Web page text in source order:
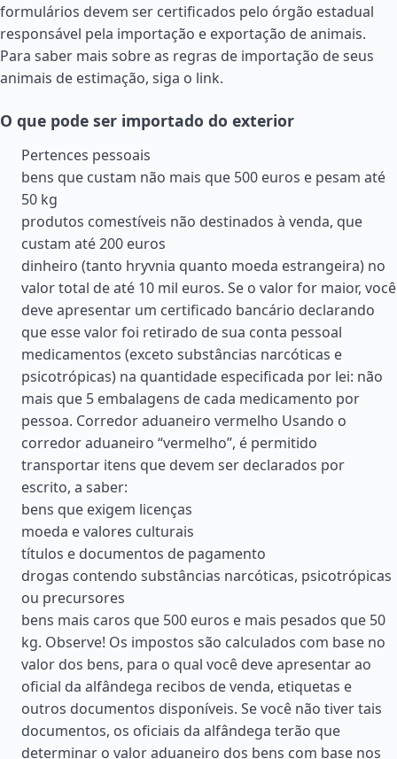
formulários devem ser certificados pelo órgão estadual
responsável pela importação e exportação de animais.
Para saber mais sobre as regras de importação de seus
animais de estimação, siga o link.
O que pode ser importado do exterior
Pertences pessoais
bens que custam não mais que 500 euros e pesam até
50 kg
produtos comestíveis não destinados à venda, que
custam até 200 euros
dinheiro (tanto hryvnia quanto moeda estrangeira) no
valor total de até 10 mil euros. Se o valor for maior, você
deve apresentar um certificado bancário declarando
que esse valor foi retirado de sua conta pessoal
medicamentos (exceto substâncias narcóticas e
psicotrópicas) na quantidade especificada por lei: não
mais que 5 embalagens de cada medicamento por
pessoa. Corredor aduaneiro vermelho Usando o
corredor aduaneiro “vermelho”, é permitido
transportar itens que devem ser declarados por
escrito, a saber:
bens que exigem licenças
moeda e valores culturais
títulos e documentos de pagamento
drogas contendo substâncias narcóticas, psicotrópicas
ou precursores
bens mais caros que 500 euros e mais pesados que 50
kg. Observe! Os impostos são calculados com base no
valor dos bens, para o qual você deve apresentar ao
oficial da alfândega recibos de venda, etiquetas e
outros documentos disponíveis. Se você não tiver tais
documentos, os oficiais da alfândega terão que
determinar o valor aduaneiro dos bens com base nos